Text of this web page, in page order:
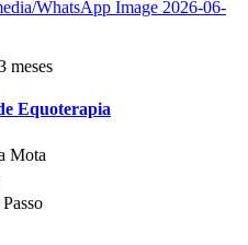
meses
Equoterapia
Mota